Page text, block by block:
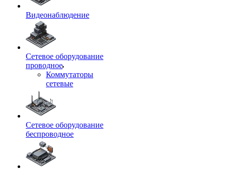
Видеонаблюдение
Сетевое оборудование
проводное
Коммутаторы
сетевые
Сетевое оборудование
беспроводное